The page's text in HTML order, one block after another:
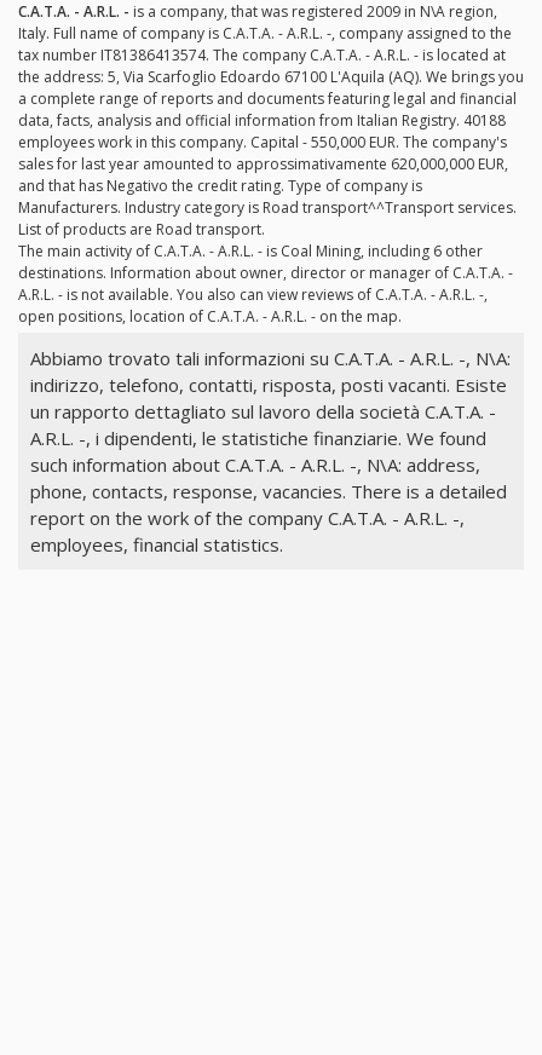
C.A.T.A. - A.R.L. - is a company, that was registered 2009 in N\A region,
Italy. Full name of company is C.A.T.A. - A.R.L. -, company assigned to the
tax number IT81386413574. The company C.A.T.A. - A.R.L. - is located at
the address: 5, Via Scarfoglio Edoardo 67100 L'Aquila (AQ). We brings you
a complete range of reports and documents featuring legal and financial
data, facts, analysis and official information from Italian Registry. 40188
employees work in this company. Capital - 550,000 EUR. The company's
sales for last year amounted to approssimativamente 620,000,000 EUR,
and that has Negativo the credit rating. Type of company is
Manufacturers. Industry category is Road transport^^Transport services.
List of products are Road transport.
The main activity of C.A.T.A. - A.R.L. - is Coal Mining, including 6 other
destinations. Information about owner, director or manager of C.A.T.A. -
A.R.L. - is not available. You also can view reviews of C.A.T.A. - A.R.L. -,
open positions, location of C.A.T.A. - A.R.L. - on the map.
Abbiamo trovato tali informazioni su C.A.T.A. - A.R.L. -, N\A:
indirizzo, telefono, contatti, risposta, posti vacanti. Esiste
un rapporto dettagliato sul lavoro della società C.A.T.A. -
A.R.L. -, i dipendenti, le statistiche finanziarie. We found
such information about C.A.T.A. - A.R.L. -, N\A: address,
phone, contacts, response, vacancies. There is a detailed
report on the work of the company C.A.T.A. - A.R.L. -,
employees, financial statistics.